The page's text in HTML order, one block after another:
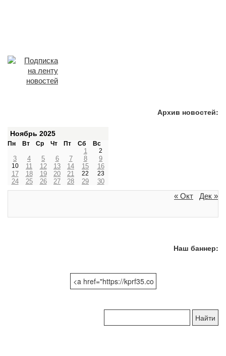
Архив новостей:
Ноябрь 2025
Пн Вт Ср Чт Пт Сб Вс
1 2
3 4 5 6 7 8 9
10 11 12 13 14 15
16
17
18 19 20 21 22 23
24 25 26 27 28 29 30
« Окт Дек »
Наш баннер:
по